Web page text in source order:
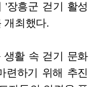
'장흥군 걷기 활성
개최했다.
생활 속 걷기 문화
련하기 위해 추진